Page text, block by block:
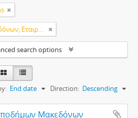
Κέντρο Αποδήμων Μακεδόνων, Εταιρεία Μακεδονικών Σπουδών.
search options
End date Direction: Descending
Μακεδόνων